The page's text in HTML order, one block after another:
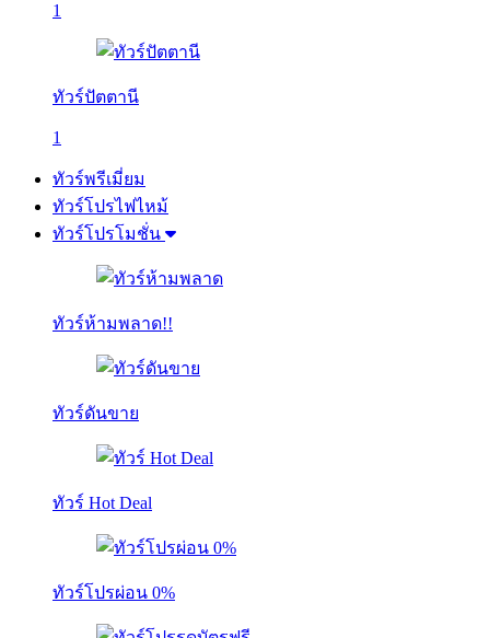
1
ทัวร์ปัตตานี
1
ทัวร์พรีเมี่ยม
ทัวร์โปรไฟไหม้
ทัวร์โปรโมชั่น
ทัวร์ห้ามพลาด!!
ทัวร์ดันขาย
ทัวร์ Hot Deal
ทัวร์โปรผ่อน 0%